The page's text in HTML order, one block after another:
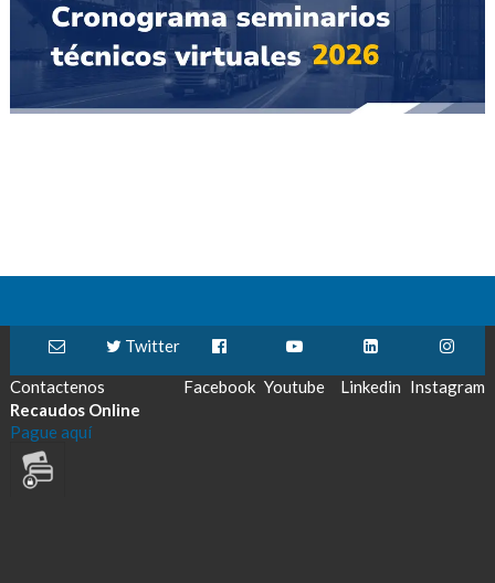
Contactenos
Twitter
Facebook Youtube Linkedin Instagram
Recaudos Online
Pague aquí